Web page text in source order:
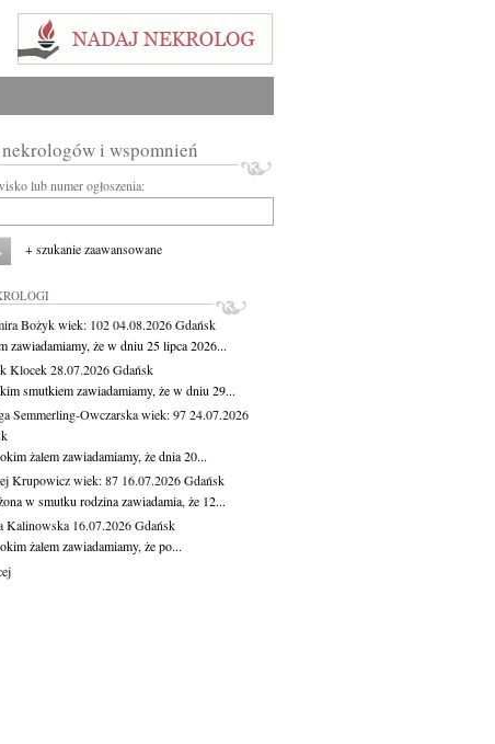
i wspomnień
lub numer ogłoszenia:
+ szukanie zaawansowane
Bożykwiek: 10204.08.2026Gdańsk
zawiadamiamy, że w dniu 25 lipca 2026...
Klocek28.07.2026Gdańsk
smutkiem zawiadamiamy, że w dniu 29...
Semmerling-Owczarskawiek: 9724.07.2026
żalem zawiadamiamy, że dnia 20...
Krupowiczwiek: 87 16.07.2026Gdańsk
w smutku rodzina zawiadamia, że 12...
Kalinowska 16.07.2026Gdańsk
żalem zawiadamiamy, że po...